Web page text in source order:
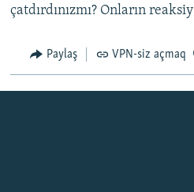
çatdırdınızmı? Onların reaksiy
Paylaş VPN-siz açmaq